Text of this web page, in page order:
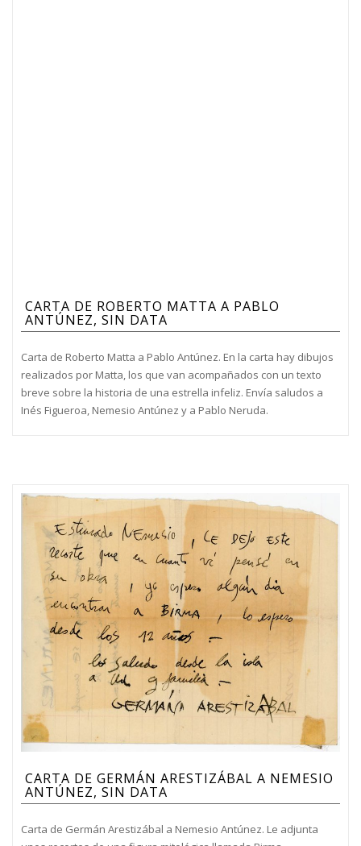
CARTA DE ROBERTO MATTA A PABLO
ANTÚNEZ, SIN DATA
Carta de Roberto Matta a Pablo Antúnez. En la carta hay dibujos
realizados por Matta, los que van acompañados con un texto
breve sobre la historia de una estrella infeliz. Envía saludos a
Inés Figueroa, Nemesio Antúnez y a Pablo Neruda.
CARTA DE GERMÁN ARESTIZÁBAL A NEMESIO
ANTÚNEZ, SIN DATA
Carta de Germán Arestizábal a Nemesio Antúnez. Le adjunta